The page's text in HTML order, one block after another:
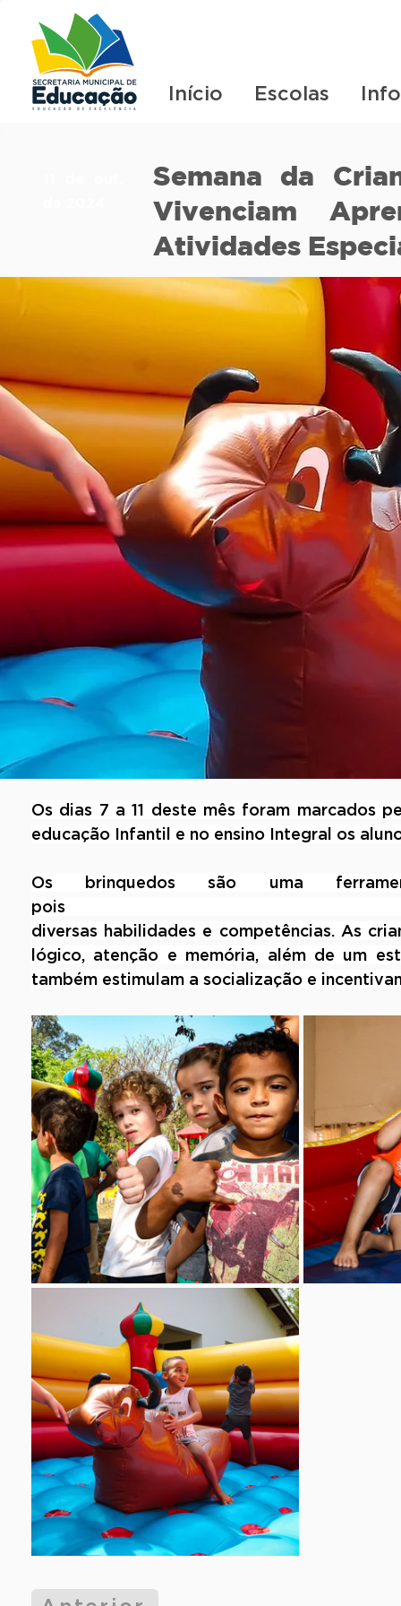
Início Escolas
Semana da
Vivenciam
Atividades
Os dias 7 a 11 deste mês foram marcados
educação Infantil e no ensino Integral os
Os brinquedos são uma
pois contribuem
diversas habilidades e competências. As
lógico, atenção e memória, além de um
também estimulam a socialização e